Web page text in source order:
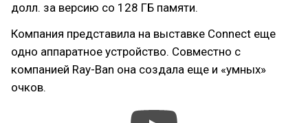
долл. за версию со 128 ГБ памяти.
Компания представила на выставке Connect еще
одно аппаратное устройство. Совместно с
компанией Ray-Ban она создала еще и «умных»
очков.